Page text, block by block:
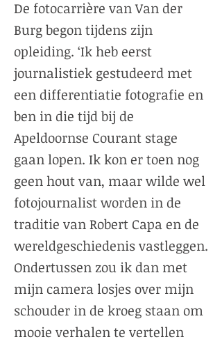
De fotocarrière van Van der
Burg begon tijdens zijn
opleiding. ‘Ik heb eerst
journalistiek gestudeerd met
een differentiatie fotografie en
ben in die tijd bij de
Apeldoornse Courant stage
gaan lopen. Ik kon er toen nog
geen hout van, maar wilde wel
fotojournalist worden in de
traditie van Robert Capa en de
wereldgeschiedenis vastleggen.
Ondertussen zou ik dan met
mijn camera losjes over mijn
schouder in de kroeg staan om
mooie verhalen te vertellen